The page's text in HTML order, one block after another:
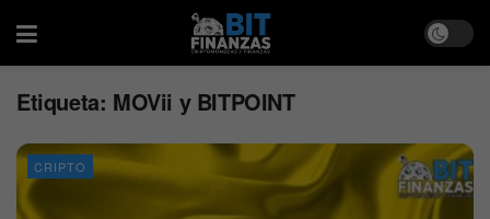
Etiqueta: MOVii y BITPOINT
CRIPTO